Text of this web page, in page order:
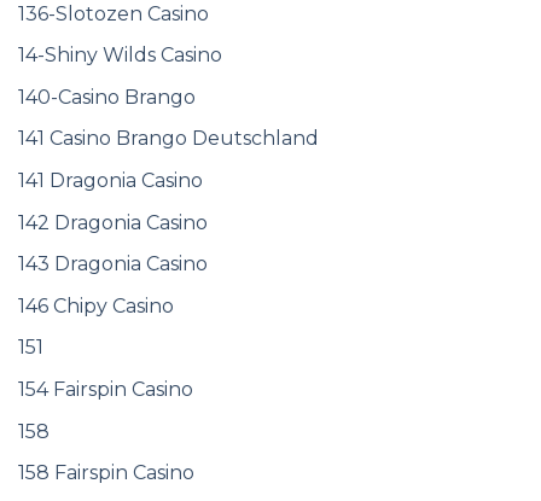
136-Slotozen Casino
14-Shiny Wilds Casino
140-Casino Brango
141 Casino Brango Deutschland
141 Dragonia Casino
142 Dragonia Casino
143 Dragonia Casino
146 Chipy Casino
151
154 Fairspin Casino
158
158 Fairspin Casino